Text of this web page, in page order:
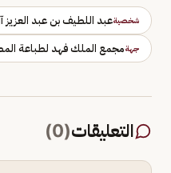
شخصيةعبد اللطيف بن عبد العزيز
جهةمجمع الملك فهد لطباعة
التعليقات(
0
)